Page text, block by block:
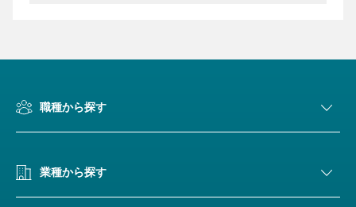
職種から探す
業種から探す